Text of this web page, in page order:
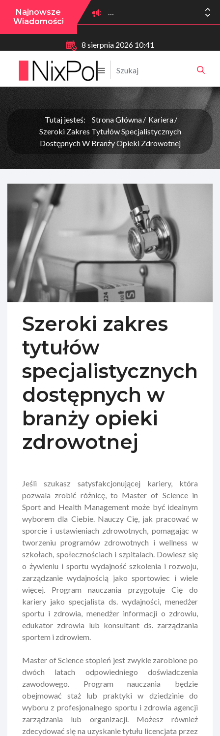
Najnowsze
Wiadomości
8 sierpnia 2026 10:41
Tutaj jesteś: Strona Główna
Kariera
Szeroki Zakres Tytułów Specjalistycznych
Dostępnych W Branży Opieki Zdrowotnej
Szeroki zakres
tytułów
specjalistycznych
dostępnych w
branży opieki
zdrowotnej
Jeśli szukasz satysfakcjonującej kariery, która
pozwala zrobić różnicę, to Master of Science in
Sport and Health Management może być idealnym
wyborem dla Ciebie. Nauczy Cię, jak pracować w
sporcie i ustawieniach zdrowotnych, pomagając w
tworzeniu programów zdrowotnych i wellness w
szkołach, społecznościach i szpitalach. Dowiesz się
o żywieniu i sportu wydajność szkolenia i rozwoju,
zarządzanie wydajnością jako sportowiec i wiele
więcej. Program nauczania przygotuje Cię do
kariery jako specjalista ds. wydajności, menedżer
sportu i zdrowia, menedżer informacji o zdrowiu,
edukator zdrowia lub konsultant ds. zarządzania
sportem i zdrowiem.
Master of Science stopień jest zwykle zarobione po
dwóch latach odpowiedniego doświadczenia
zawodowego. Program nauczania będzie
obejmować staż lub praktyki w dziedzinie do
wyboru z profesjonalnego sportu i zdrowia agencji
zarządzania lub organizacji. Możesz również
zdecydować się na uzyskanie tytułu licencjata przez